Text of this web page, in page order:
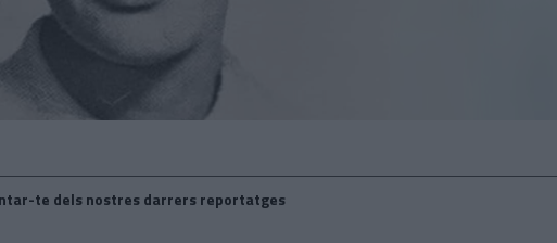
te dels nostres darrers reportatges